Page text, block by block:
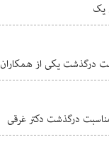
یک
درگذشت یکی از همکاران
درگذشت دکتر غرقی